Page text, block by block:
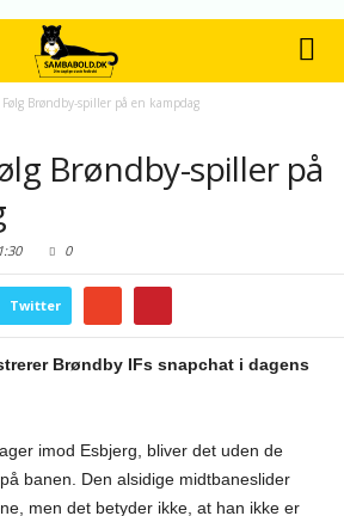
Brøndby-spiller på en kampdag
Brøndby-spiller på
0
Twitter
Brøndby IFs snapchat i dagens
imod Esbjerg, bliver det uden de
banen. Den alsidige midtbaneslider
men det betyder ikke, at han ikke er